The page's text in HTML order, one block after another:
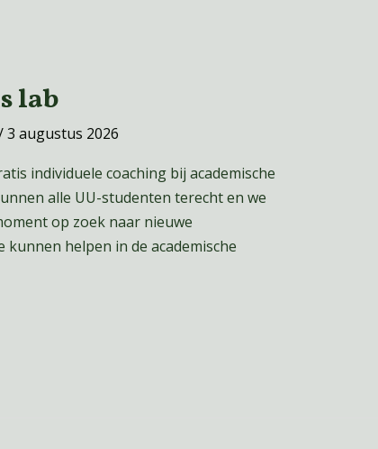
lab
3 augustus 2026
individuele coaching bij academische
alle UU-studenten terecht en we
op zoek naar nieuwe
helpen in de academische